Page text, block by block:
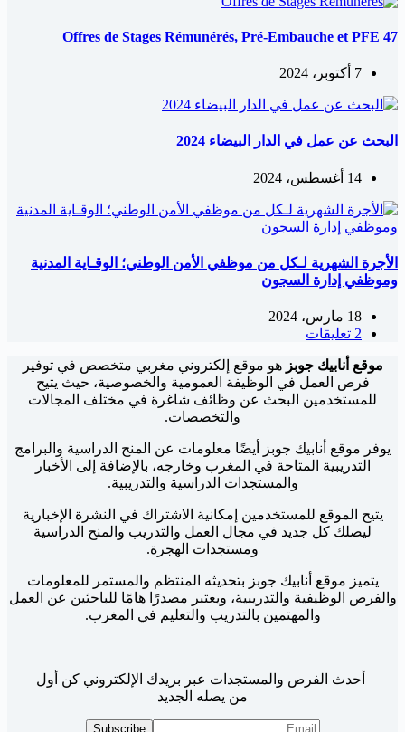
47 Offres de Stages Rémunérés, Pré-Embauche et PFE
7 أكتوبر، 2024
البحث عن عمل في الدار البيضاء 2024
14 أغسطس، 2024
الأجرة الشهرية لـكل من موظفي الأمن الوطني؛ الوقـاية المدنية
وموظفي إدارة السجون
18 مارس، 2024
2 تعليقات
موقع أنابيك جوبزهو موقع إلكتروني مغربي متخصص في توفير
فرص العمل في الوظيفة العمومية والخصوصية، حيث يتيح
للمستخدمين البحث عن وظائف شاغرة في مختلف المجالات
والتخصصات.
يوفر موقع أنابيك جوبز أيضًا معلومات عن المنح الدراسية والبرامج
التدريبية المتاحة في المغرب وخارجه، بالإضافة إلى الأخبار
والمستجدات الدراسية والتدريبية.
يتيح الموقع للمستخدمين إمكانية الاشتراك في النشرة الإخبارية
ليصلك كل جديد في مجال العمل والتدريب والمنح الدراسية
ومستجدات الهجرة.
يتميز موقع أنابيك جوبز بتحديثه المنتظم والمستمر للمعلومات
والفرص الوظيفية والتدريبية، ويعتبر مصدرًا هامًا للباحثين عن العمل
والمهتمين بالتدريب والتعليم في المغرب.
أحدث الفرص والمستجدات عبر بريدك الإلكتروني كن أول
من يصله الجديد